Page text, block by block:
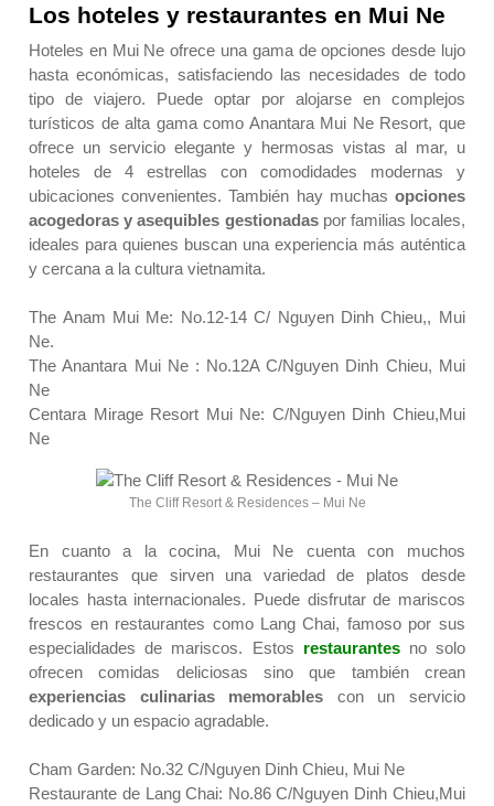
Los hoteles y restaurantes en Mui Ne
Hoteles en Mui Ne ofrece una gama de opciones desde lujo
hasta económicas, satisfaciendo las necesidades de todo
tipo de viajero. Puede optar por alojarse en complejos
turísticos de alta gama como Anantara Mui Ne Resort, que
ofrece un servicio elegante y hermosas vistas al mar, u
hoteles de 4 estrellas con comodidades modernas y
ubicaciones convenientes. También hay muchas opciones
acogedoras y asequibles gestionadaspor familias locales,
ideales para quienes buscan una experiencia más auténtica
y cercana a la cultura vietnamita.
The Anam Mui Me: No.12-14 C/ Nguyen Dinh Chieu,, Mui
Ne.
The Anantara Mui Ne : No.12A C/Nguyen Dinh Chieu, Mui
Ne
Centara Mirage Resort Mui Ne: C/Nguyen Dinh Chieu,Mui
Ne
The Cliff Resort & Residences – Mui Ne
En cuanto a la cocina, Mui Ne cuenta con muchos
restaurantes que sirven una variedad de platos desde
locales hasta internacionales. Puede disfrutar de mariscos
frescos en restaurantes como Lang Chai, famoso por sus
especialidades de mariscos. Estos restaurantesno solo
ofrecen comidas deliciosas sino que también crean
experiencias culinarias memorables con un servicio
dedicado y un espacio agradable.
Cham Garden: No.32 C/Nguyen Dinh Chieu, Mui Ne
Restaurante de Lang Chai: No.86 C/Nguyen Dinh Chieu,Mui